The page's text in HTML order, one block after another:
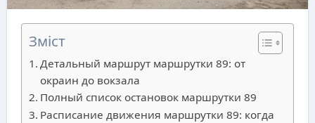
Зміст
Детальный маршрут маршрутки 89: от
окраин до вокзала
Полный список остановок маршрутки 89
Расписание движения маршрутки 89: когда